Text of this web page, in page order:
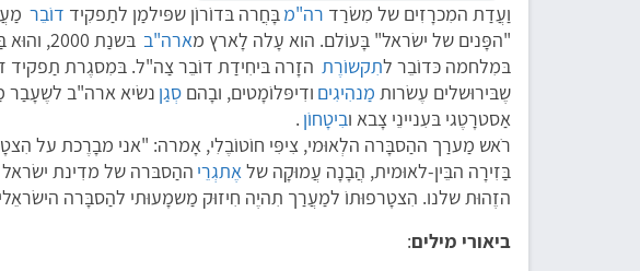
וַעֲדַת המִכרָזִים של מִשׂרַד רה"מבָּחֲרה בּדוֹרוֹן שפּילמַן לתַפקִיד דוֹבֵר
"הפָּנים של ישׂראל" בָּעוֹלם. הוא עָלה לָארץ מארה"ב בּשנַת 2000, והוּא בַּעל תוֹאַר רִאשוֹן בּיחָסִים בֵּין-לְאוּמִיִים. כּרַב-סֶרֶן בּ
בּמִלחמה כּדוֹבֵר לתִקשוֹרֶת הזָרה בּיחִידַת דוֹבֵר צַה"ל. בּמִסגֶרת תַפקיד
שֶבּירוּשלים עֶשׂרות מַנהִיגִים ודִיפּלוֹמָטים, ובָהם סְגַן
אַסטרָטֶגי בּעִניינֵי צָבא ובִיטָחוֹן .
רֹאש מַערַך ההַסבָּרה הלְאוּמי, צִיפִּי חוֹטוֹבֶלִי, אָמרה: "אני מבָרֶכת על
בַּזִירָה הבֵּין-לאוּמית, הֲבָנָה עֲמוּקָה שלאֶתגְרֵי ההַסבּרה של מדִינת ישׂראל
הזֶהוּת שלנו. הִצטָרפוּתוֹ למַעֲרַך תִהיֶה חִיזוּק מַשמָעוּתי להַסבָּרה
ביאורי מילים: